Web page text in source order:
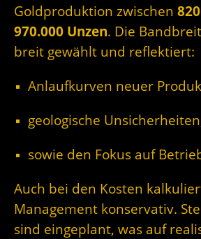
Goldproduktion zwischen
970.000 Unzen. Die
breit gewählt und reflektiert:
Anlaufkurven neuer
geologische
sowie den Fokus auf
Auch bei den Kosten
Management konservativ.
sind eingeplant, was auf